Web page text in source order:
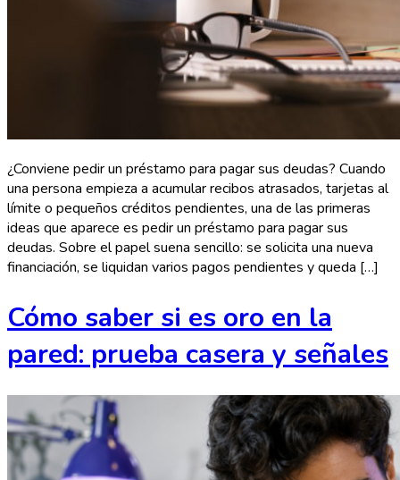
¿Conviene pedir un préstamo para pagar sus deudas? Cuando
una persona empieza a acumular recibos atrasados, tarjetas al
límite o pequeños créditos pendientes, una de las primeras
ideas que aparece es pedir un préstamo para pagar sus
deudas. Sobre el papel suena sencillo: se solicita una nueva
financiación, se liquidan varios pagos pendientes y queda […]
Cómo saber si es oro en la
pared: prueba casera y señales